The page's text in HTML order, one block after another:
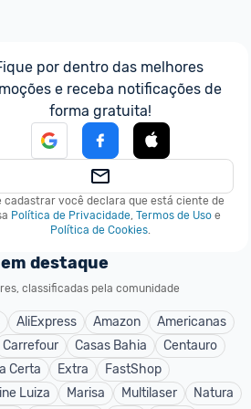
por dentro das melhores
e receba notificações de
forma gratuita!
cadastrar você declara que está ciente de
Política de Privacidade, Termos de Uso e
Política de Cookies.
destaque
classificadas pela comunidade
AliExpress Amazon
Americanas
Carrefour Casas Bahia
Centauro
Certa
Extra
FastShop
Luiza
Marisa Multilaser
Natura